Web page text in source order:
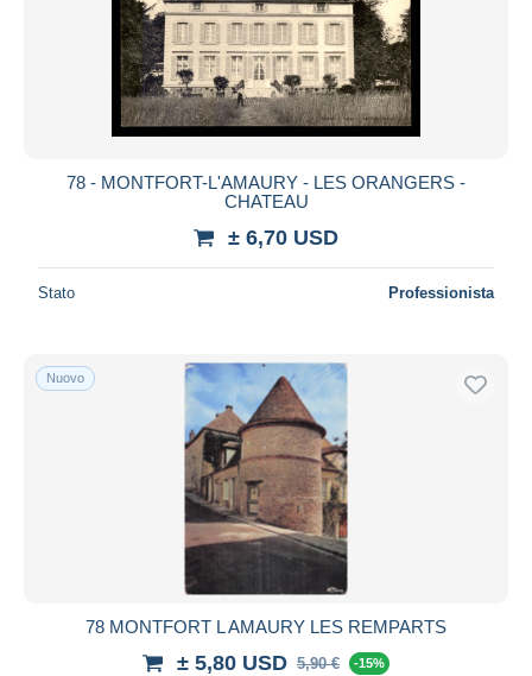
78 - MONTFORT-L'AMAURY - LES ORANGERS -
CHATEAU
± 6,70 USD
Stato Professionista
Nuovo
78 MONTFORT L AMAURY LES REMPARTS
± 5,80 USD 5,90 € -15%